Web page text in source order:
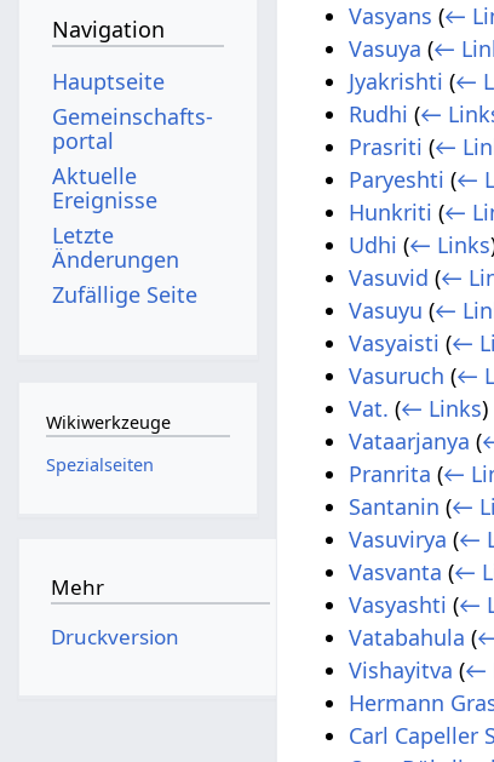
Vasyans (←
Vasuya (←
Jyakrishti (←
Rudhi (←
Prasriti (←
Paryeshti (←
Hunkriti (←
Udhi (← Links
Vasuvid (←
Vasuyu (←
Vasyaisti (←
Vasuruch (←
Vat. (← Links)
Vataarjanya (
Pranrita (←
Santanin (←
Vasuvirya (←
Vasvanta (←
Vasyashti (←
Vatabahula (
Vishayitva (←
Hermann
Carl Capeller
Navigation
Hauptseite
Gemeinschafts­
portal
Aktuelle
Ereignisse
Letzte
Änderungen
Zufällige Seite
Wikiwerkzeuge
Spezialseiten
Mehr
Druckversion